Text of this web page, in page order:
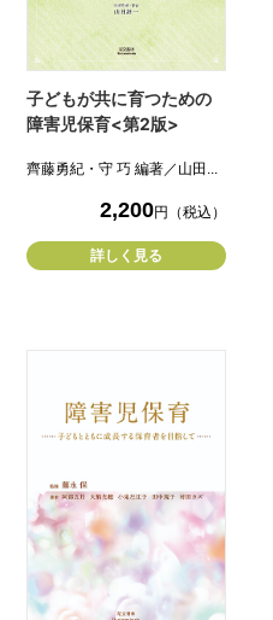
子どもが共に育つための
障害児保育<第2版>
齊藤勇紀・守 巧 編著／山田...
2,200円（税込）
詳しく見る